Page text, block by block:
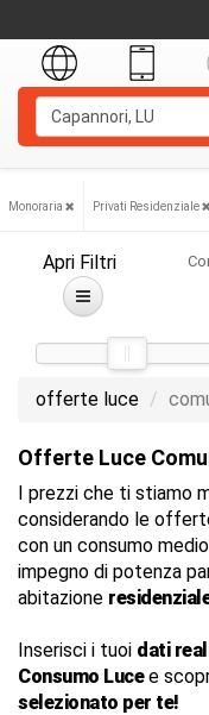
Monoraria Privati Residenziale
Apri Filtri
offerte luce
Offerte Luce
I prezzi che ti stiamo
considerando le
con un consumo
impegno di potenza
abitazione
Inserisci i tuoi dati
Consumo Lucee
selezionato per te!